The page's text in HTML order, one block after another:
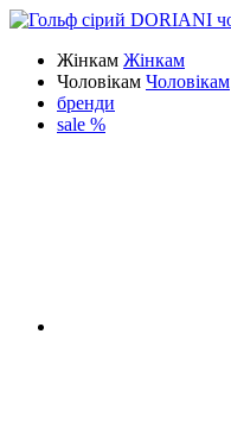
Жінкам Жінкам
Чоловікам Чоловікам
бренди
sale %